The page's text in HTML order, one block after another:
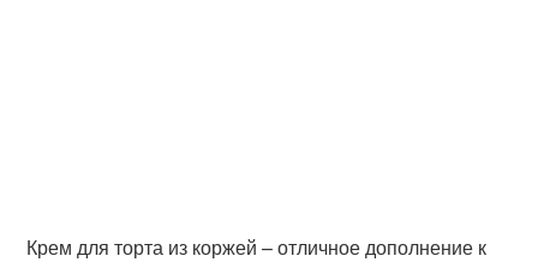
Крем для торта из коржей – отличное дополнение к